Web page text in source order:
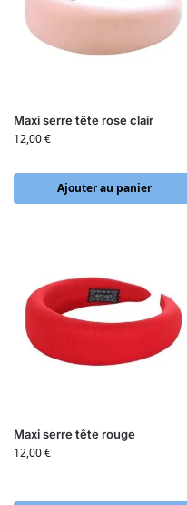
Maxi serre tête rose clair
12,00€
Ajouter au panier
Maxi serre tête rouge
12,00€